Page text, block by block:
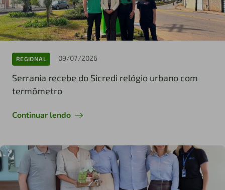
REGIONAL 09/07/2026
Serrania recebe do Sicredi relógio urbano com
termômetro
Continuar lendo